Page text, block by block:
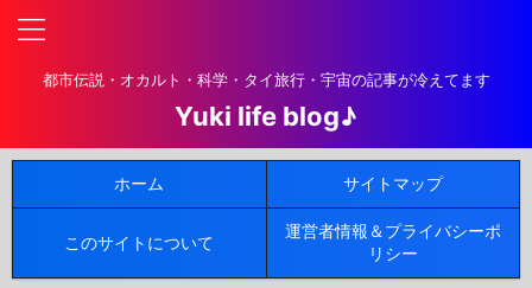
都市伝説・オカルト・科学・タイ旅行・宇宙の記事が冷えてます
Yuki life blog♪
ホーム サイトマップ
このサイトについて
運営者情報＆プライバシーポ
リシー